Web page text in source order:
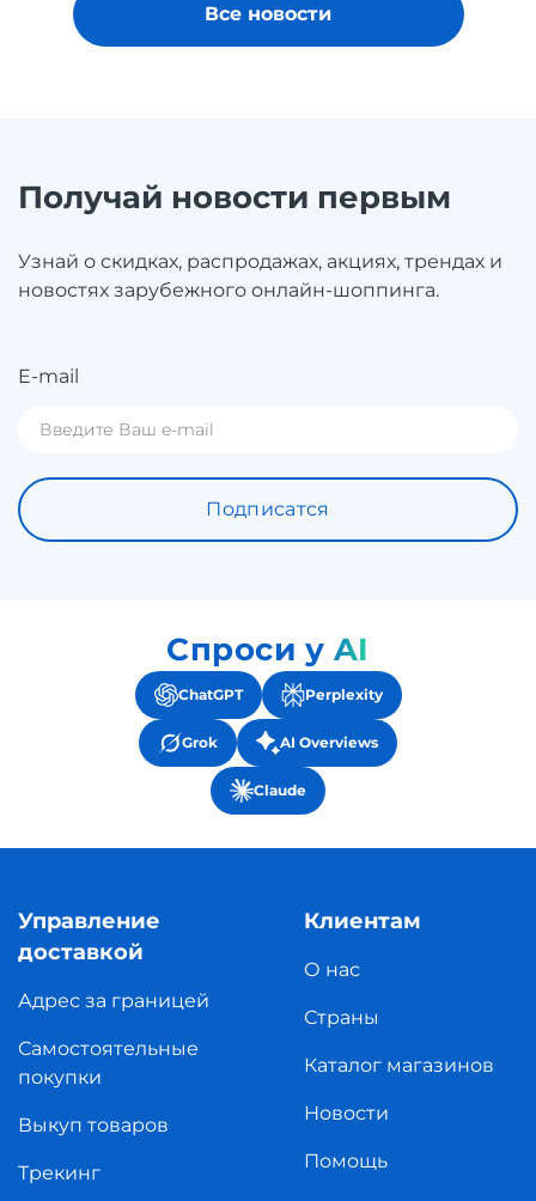
Все новости
Получай новости первым
Узнай о скидках, распродажах, акциях, трендах и
новостях зарубежного онлайн-шоппинга.
E-mail
Подписатся
Спроси у AI
ChatGPT Perplexity
Grok AI Overviews
Claude
Управление
доставкой
Адрес за границей
Самостоятельные
покупки
Выкуп товаров
Трекинг
Клиентам
О нас
Страны
Каталог магазинов
Новости
Помощь